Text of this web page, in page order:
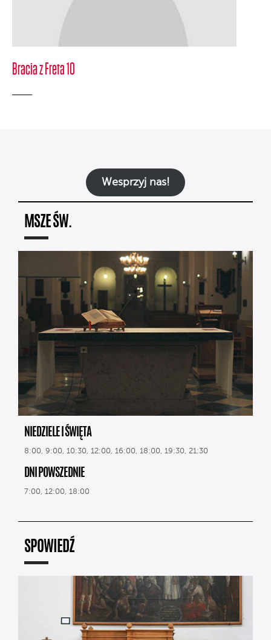
Bracia z Freta 10
Wesprzyj nas!
MSZE ŚW.
NIEDZIELE I ŚWIĘTA
8:00, 9:00, 10:30, 12:00, 16:00, 18:00, 19:30, 21:30
DNI POWSZEDNIE
7:00, 12:00, 18:00
SPOWIEDŹ